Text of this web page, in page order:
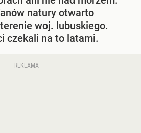
natury otwarto
woj. lubuskiego.
czekali na to latami.